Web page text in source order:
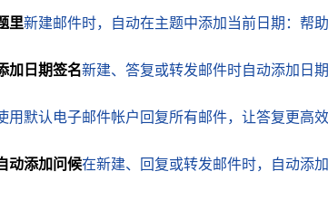
里新建邮件时，自动在主题中添加当前日期：帮
加日期签名新建、答复或转发邮件时自动添加日
用默认电子邮件帐户回复所有邮件，让答复更高效
动添加问候在新建、回复或转发邮件时，自动添